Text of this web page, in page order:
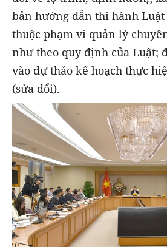
bản hướng dẫn thi hành
thuộc phạm vi quản lý
như theo quy định của Luật;
vào dự thảo kế hoạch thực
(sửa đổi).